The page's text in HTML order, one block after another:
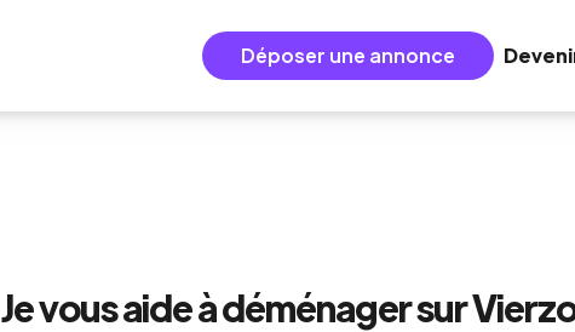
Déposer une annonce
Je vous aide à déménager sur